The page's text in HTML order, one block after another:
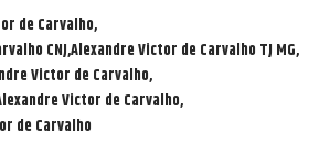
de Carvalho
CNJAlexandre Victor de Carvalho TJ MG
Victor de Carvalho
Victor de Carvalho
de Carvalho